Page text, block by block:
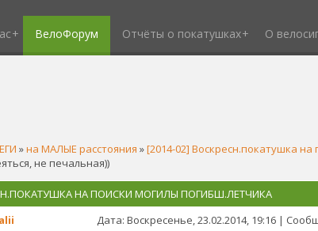
ВелоФорум Отчёты о покатушках О
»на МАЛЫЕ расстояния »[2014-02] Воскресн.покатушка
не печальная))
НА ПОИСКИ МОГИЛЫ ПОГИБШ.ЛЕТЧИКА
Дата: Воскресенье, 23.02.2014, 19:16 |